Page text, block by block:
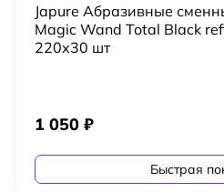
Japure Абразивные
Magic Wand Total Black
220х30 шт
1 050 ₽
Быстрая